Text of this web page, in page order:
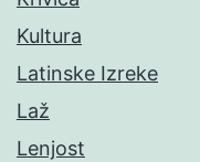
Kultura
Latinske Izreke
Laž
Lenjost